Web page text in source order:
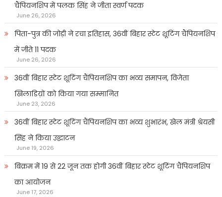
चैंपियनशिप में पलक सिंह ने जीता स्वर्ण पदक
June 26, 2026
पिता-पुत्र की जोड़ी ने रचा इतिहास, 36वीं बिहार स्टेट शूटिंग चैंपियनशिप
में जीते 11 पदक
June 26, 2026
36वीं बिहार स्टेट शूटिंग चैंपियनशिप का भव्य समापन, विजेता
खिलाडिय़ों को किया गया सम्मानित
June 23, 2026
36वीं बिहार स्टेट शूटिंग चैंपियनशिप का भव्य शुभारंभ, खेल मंत्री श्रेयसी
सिंह ने किया उद्घाटन
June 19, 2026
बिक्रम में 19 से 22 जून तक होगी 36वीं बिहार स्टेट शूटिंग चैंपियनशिप
का आयोजन
June 17, 2026